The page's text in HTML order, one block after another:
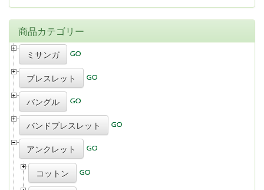
商品カテゴリー
ミサンガ
ブレスレット
バングル
バンドブレスレット
アンクレット
コットン